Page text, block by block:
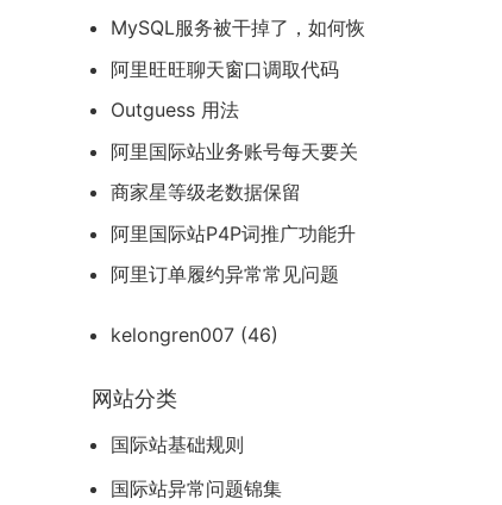
务必要重视与客户的互动数据积
MySQL服务被干掉了，如何恢
阿里旺旺聊天窗口调取代码
（备用）
Outguess 用法
阿里国际站业务账号每天要关
注的后台页面
商家星等级老数据保留
阿里国际站P4P词推广功能升
级保留信息
阿里订单履约异常常见问题
kelongren007 (46)
网站分类
国际站基础规则
国际站异常问题锦集